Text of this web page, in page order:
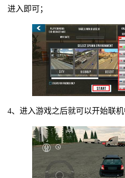
进入即可；
4、进入游戏之后就可以开始联机